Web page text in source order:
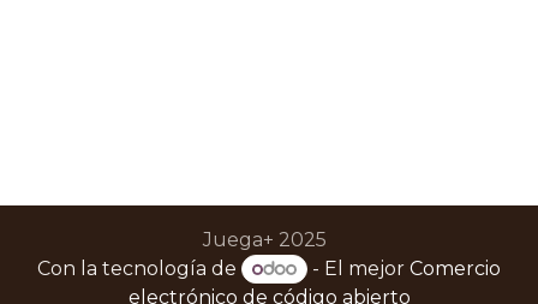
Juega+ 2025
Con la tecnología de
- El mejor Comercio
electrónico de código abierto